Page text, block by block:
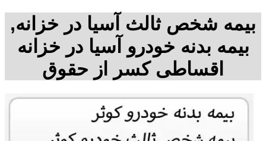
بیمه شخص ثالث آسیا در خزانه,
بیمه بدنه خودرو آسیا در خزانه
اقساطی کسر از حقوق